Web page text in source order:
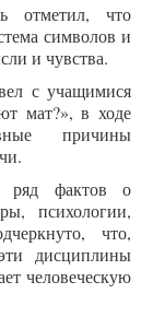
отметил, что
символов и
и чувства.
с учащимися
мат?», в ходе
причины
ряд фактов о
психологии,
что,
дисциплины
человеческую